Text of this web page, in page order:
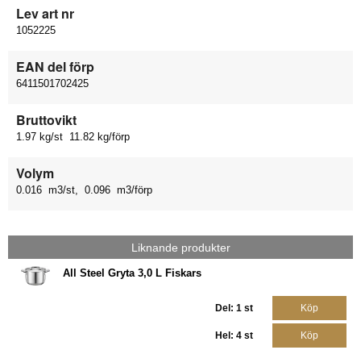
Lev art nr
1052225
EAN del förp
6411501702425
Bruttovikt
1.97 kg/st 11.82 kg/förp
Volym
0.016 m3/st, 0.096 m3/förp
Liknande produkter
All Steel Gryta 3,0 L Fiskars
Del: 1 st Köp
Hel: 4 st Köp